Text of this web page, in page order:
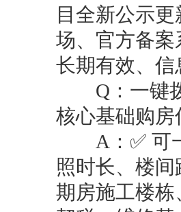
目全新公示
场、官方备
长期有效、
Q：一键拨
核心基础购房
A：✅ 可一
照时长、楼
期房施工楼